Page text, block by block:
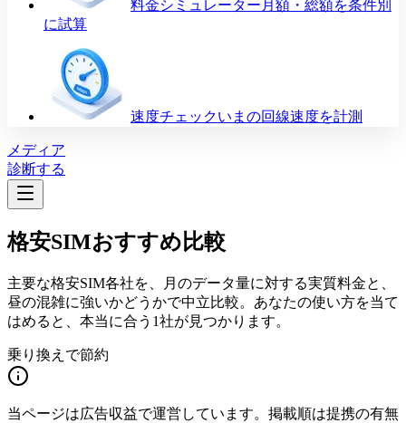
料金シミュレーター 月額・総額を条件別
に試算
速度チェックいまの回線速度を計測
メディア
診断する
格安SIMおすすめ比較
主要な格安SIM各社を、月のデータ量に対する実質料金と、
昼の混雑に強いかどうかで中立比較。あなたの使い方を当て
はめると、本当に合う1社が見つかります。
乗り換えで節約
当ページは広告収益で運営しています。掲載順は提携の有無